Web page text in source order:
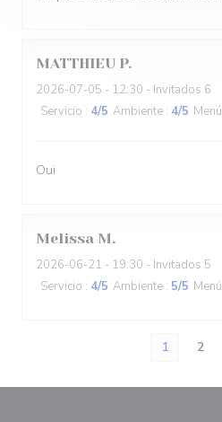
MATTHIEU P
2026-07-05 - 12:30 - Invitados 6
Servicio : 4/5 Ambiente : 4/5 Menú
Oui
Melissa M
2026-06-21 - 19:30 - Invitados 5
Servicio : 4/5 Ambiente : 5/5 Menú
1 2